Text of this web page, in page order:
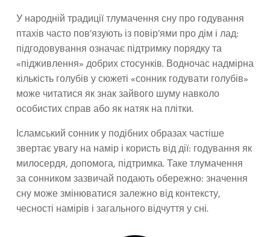
У народній традиції тлумачення сну про годування
птахів часто пов’язують із повір’ями про дім і лад:
підгодовування означає підтримку порядку та
«підживлення» добрих стосунків. Водночас надмірна
кількість голубів у сюжеті «сонник годувати голубів»
може читатися як знак зайвого шуму навколо
особистих справ або як натяк на плітки.
Ісламський сонник у подібних образах частіше
звертає увагу на намір і користь від дії: годування як
милосердя, допомога, підтримка. Таке тлумачення
за сонником зазвичай подають обережно: значення
сну може змінюватися залежно від контексту,
чесності намірів і загального відчуття у сні.